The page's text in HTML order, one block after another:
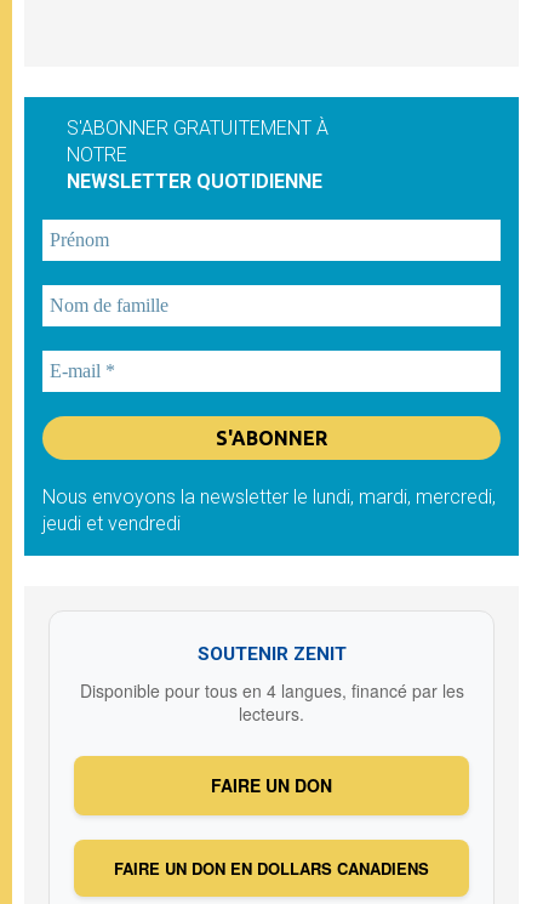
S'ABONNER GRATUITEMENT À
NOTRE
NEWSLETTER QUOTIDIENNE
Nous envoyons la newsletter le lundi, mardi, mercredi,
jeudi et vendredi
SOUTENIR ZENIT
Disponible pour tous en 4 langues, financé par les
lecteurs.
FAIRE UN DON
FAIRE UN DON EN DOLLARS CANADIENS